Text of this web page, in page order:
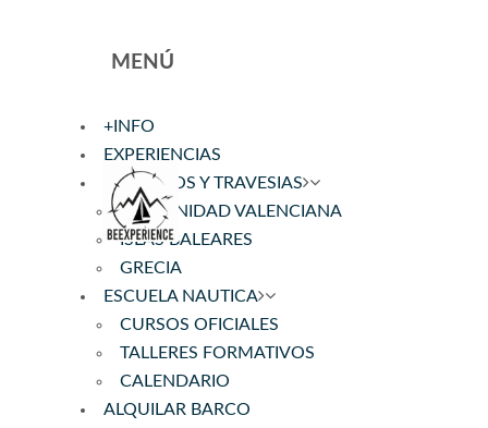
MENÚ
+INFO
EXPERIENCIAS
CRUCEROS Y TRAVESIAS
COMUNIDAD VALENCIANA
ISLAS BALEARES
GRECIA
ESCUELA NAUTICA
CURSOS OFICIALES
TALLERES FORMATIVOS
CALENDARIO
ALQUILAR BARCO